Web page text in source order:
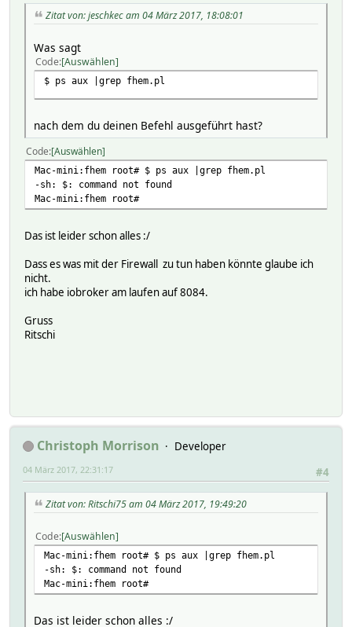
Zitat von: jeschkec am 04 März 2017, 18:08:01
Was sagt
Code Auswählen
$ ps aux |grep fhem.pl
nach dem du deinen Befehl ausgeführt hast?
Code Auswählen
Mac-mini:fhem root# $ ps aux |grep fhem.pl
-sh: $: command not found
Mac-mini:fhem root#
Das ist leider schon alles :/
Dass es was mit der Firewall zu tun haben könnte glaube ich
nicht.
ich habe iobroker am laufen auf 8084.
Gruss
Ritschi
Christoph Morrison
Developer
#4
04 März 2017, 22:31:17
Zitat von: Ritschi75 am 04 März 2017, 19:49:20
Code Auswählen
Mac-mini:fhem root# $ ps aux |grep fhem.pl
-sh: $: command not found
Mac-mini:fhem root#
Das ist leider schon alles :/